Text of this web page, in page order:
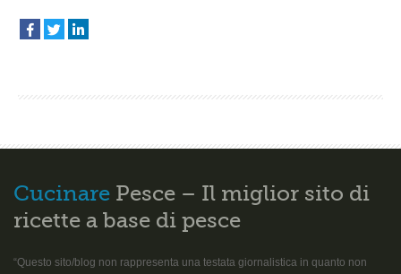
Cucinare Pesce – Il miglior sito di
ricette a base di pesce
“Questo sito/blog non rappresenta una testata giornalistica in quanto non